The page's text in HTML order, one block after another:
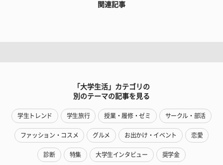
関連記事
「大学生活」カテゴリの
別のテーマの記事を見る
学生トレンド 学生旅行 授業・履修・ゼミ サークル・部活
ファッション・コスメ グルメ お出かけ・イベント 恋愛
診断 特集 大学生インタビュー 奨学金